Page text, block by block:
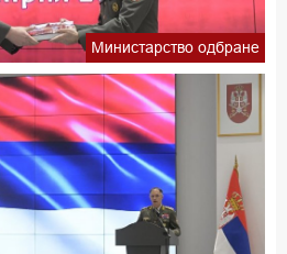
Министарство одбране